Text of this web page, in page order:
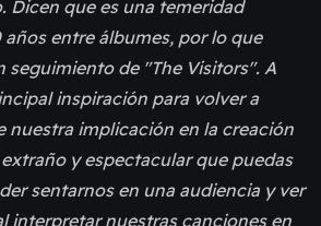
Dicen que es una temeridad
años entre álbumes, por lo que
seguimiento de "The Visitors". A
inspiración para volver a
nuestra implicación en la creación
y espectacular que puedas
sentarnos en una audiencia y ver
interpretar nuestras canciones en